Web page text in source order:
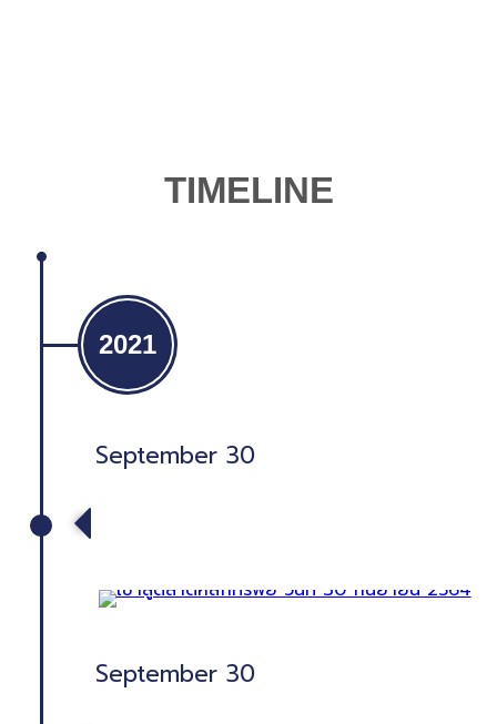
TIMELINE
2021
September 30
September 30